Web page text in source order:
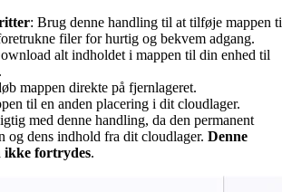
: Brug denne handling til at tilføje mappen
filer for hurtig og bekvem adgang.
alt indholdet i mappen til din enhed til
mappen direkte på fjernlageret.
til en anden placering i dit cloudlager.
med denne handling, da den permanent
og dens indhold fra dit cloudlager. Denne
ikke fortrydes.